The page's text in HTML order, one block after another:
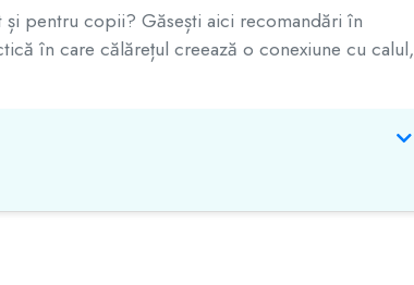
pentru copii? Găsești aici recomandări în
în care călărețul creează o conexiune cu calul,